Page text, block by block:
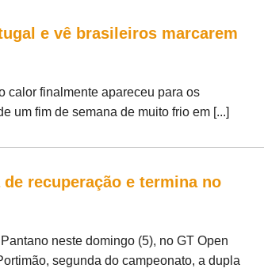
e vê brasileiros marcarem
calor finalmente apareceu para os
um fim de semana de muito frio em [...]
recuperação e termina no
neste domingo (5), no GT Open
segunda do campeonato, a dupla